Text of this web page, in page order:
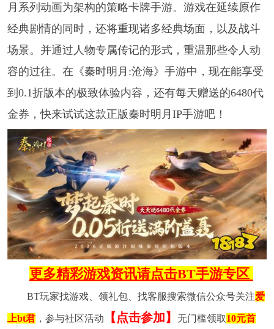
月系列动画为架构的策略卡牌手游。游戏在延续原作
经典剧情的同时，还将重现诸多经典场面，以及战斗
场景。并通过人物专属传记的形式，重温那些令人动
容的过往。在《秦时明月:沧海》手游中，现在能享受
到0.1折版本的极致体验内容，还有每天赠送的6480代
金券，快来试试这款正版秦时明月IP手游吧！
更多精彩游戏资讯请点击BT手游专区
BT玩家找游戏、领礼包、找客服搜索微信公众号关注爱
上bt君，参与社区活动 【点击参加】 无门槛领取10元首